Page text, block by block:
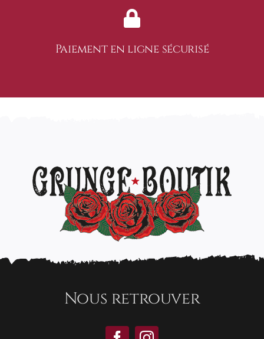
Paiement en ligne sécurisé
Nous retrouver